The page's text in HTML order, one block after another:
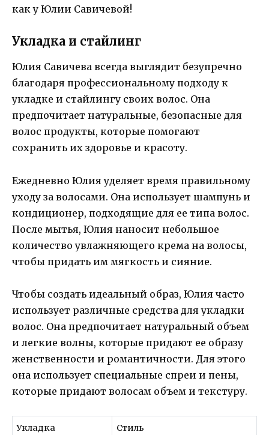
как у Юлии Савичевой!
Укладка и стайлинг
Юлия Савичева всегда выглядит безупречно
благодаря профессиональному подходу к
укладке и стайлингу своих волос. Она
предпочитает натуральные, безопасные для
волос продукты, которые помогают
сохранить их здоровье и красоту.
Ежедневно Юлия уделяет время правильному
уходу за волосами. Она использует шампунь и
кондиционер, подходящие для ее типа волос.
После мытья, Юлия наносит небольшое
количество увлажняющего крема на волосы,
чтобы придать им мягкость и сияние.
Чтобы создать идеальный образ, Юлия часто
использует различные средства для укладки
волос. Она предпочитает натуральный объем
и легкие волны, которые придают ее образу
женственности и романтичности. Для этого
она использует специальные спреи и пены,
которые придают волосам объем и текстуру.
Укладка Стиль